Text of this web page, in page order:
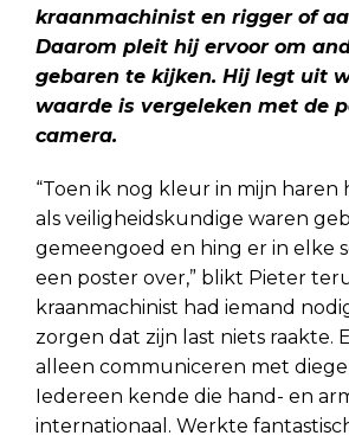
kraanmachinist en rigger of
Daarom pleit hij ervoor om
gebaren te kijken. Hij legt uit
waarde is vergeleken met de
camera.
“Toen ik nog kleur in mijn haren
als veiligheidskundige waren
gemeengoed en hing er in elke
een poster over,” blikt Pieter
kraanmachinist had iemand
zorgen dat zijn last niets raakte.
alleen communiceren met
Iedereen kende die hand- en
internationaal. Werkte